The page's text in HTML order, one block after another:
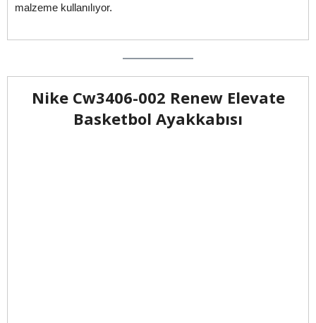
malzeme kullanılıyor.
Nike Cw3406-002 Renew Elevate
Basketbol Ayakkabısı